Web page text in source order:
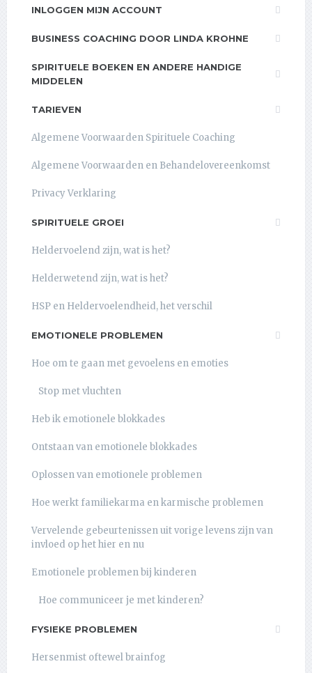
INLOGGEN MIJN ACCOUNT
BUSINESS COACHING DOOR LINDA KROHNE
SPIRITUELE BOEKEN EN ANDERE HANDIGE
MIDDELEN
TARIEVEN
Algemene Voorwaarden Spirituele Coaching
Algemene Voorwaarden en Behandelovereenkomst
Privacy Verklaring
SPIRITUELE GROEI
Heldervoelend zijn, wat is het?
Helderwetend zijn, wat is het?
HSP en Heldervoelendheid, het verschil
EMOTIONELE PROBLEMEN
Hoe om te gaan met gevoelens en emoties
Stop met vluchten
Heb ik emotionele blokkades
Ontstaan van emotionele blokkades
Oplossen van emotionele problemen
Hoe werkt familiekarma en karmische problemen
Vervelende gebeurtenissen uit vorige levens zijn van
invloed op het hier en nu
Emotionele problemen bij kinderen
Hoe communiceer je met kinderen?
FYSIEKE PROBLEMEN
Hersenmist oftewel brainfog